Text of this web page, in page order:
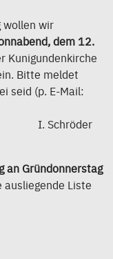
wollen wir
dem 12.
Kunigundenkirche
Bitte meldet
seid (p. E-Mail:
an Gründonnerstag
ausliegende Liste